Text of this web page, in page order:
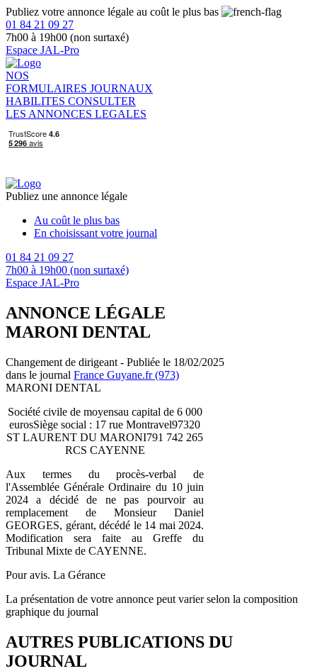
Publiez votre annonce légale au coût le plus bas
01 84 21 09 27
7h00 à 19h00 (non surtaxé)
Espace JAL-Pro
NOS
FORMULAIRES JOURNAUX
HABILITES CONSULTER
LES ANNONCES LEGALES
Publiez une annonce légale
Au coût le plus bas
En choisissant votre journal
01 84 21 09 27
7h00 à 19h00 (non surtaxé)
Espace JAL-Pro
ANNONCE LÉGALE
MARONI DENTAL
Changement de dirigeant - Publiée le 18/02/2025
dans le journal France Guyane.fr (973)
MARONI DENTAL
Société civile de moyensau capital de 6 000
eurosSiège social : 17 rue Montravel97320
ST LAURENT DU MARONI791 742 265
RCS CAYENNE
Aux termes du procès-verbal de
l'Assemblée Générale Ordinaire du 10 juin
2024 a décidé de ne pas pourvoir au
remplacement de Monsieur Daniel
GEORGES, gérant, décédé le 14 mai 2024.
Modification sera faite au Greffe du
Tribunal Mixte de CAYENNE.
Pour avis. La Gérance
La présentation de votre annonce peut varier selon la composition
graphique du journal
AUTRES PUBLICATIONS DU
JOURNAL